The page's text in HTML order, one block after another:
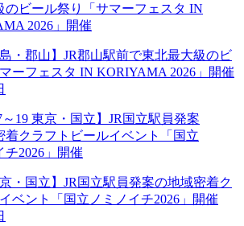
島・郡山】JR郡山駅前で東北最大級のビ
ーフェスタ IN KORIYAMA 2026」開催
京・国立】JR国立駅員発案の地域密着ク
ベント「国立ノミノイチ2026」開催